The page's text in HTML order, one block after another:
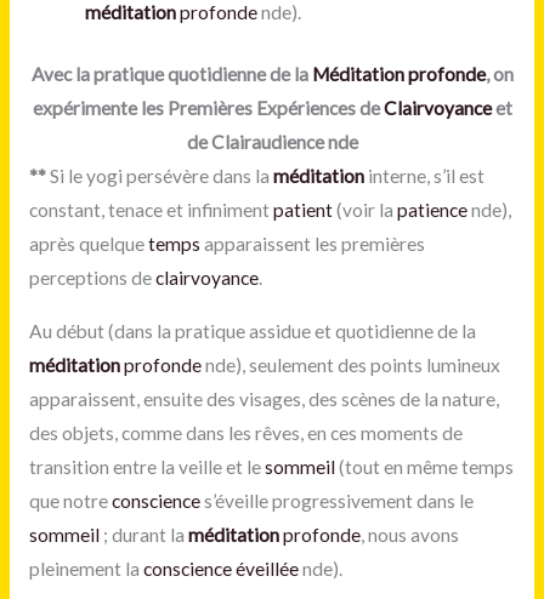
méditationprofondende).
Avec la pratique quotidienne de la Méditationprofonde, on
expérimente les Premières Expériences deClairvoyanceet
de Clairaudience nde
**Si le yogi persévère dans la méditationinterne, s’il est
constant, tenace et infinimentpatient(voir la patiencende),
après quelquetemps apparaissent les premières
perceptions declairvoyance.
Au début (dans la pratique assidue et quotidienne de la
méditationprofondende), seulement des points lumineux
apparaissent, ensuite des visages, des scènes de la nature,
des objets, comme dans les rêves, en ces moments de
transition entre la veille et lesommeil(tout en même temps
que notreconsciences’éveille progressivement dans le
sommeil; durant la méditationprofonde, nous avons
pleinement la conscience éveilléende).